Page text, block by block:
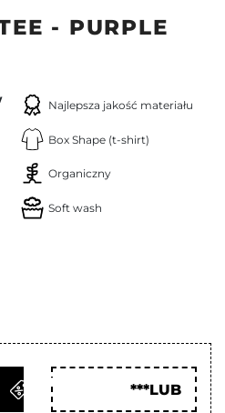
- PURPLE
Najlepsza jakość materiału
Box Shape (t-shirt)
Organiczny
Soft wash
ODBIERZ
***LUB